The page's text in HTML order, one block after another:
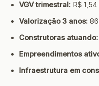
VGV trimestral: R$
Valorização 3 anos:
Construtoras atuando:
Empreendimentos
Infraestrutura em